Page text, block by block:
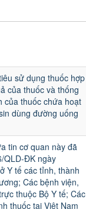
sử dụng thuốc hợp
của thuốc và thống
của thuốc chứa hoạt
dùng đường uống
tin cơ quan này đã
QLD-ĐK ngày
Y tế các tỉnh, thành
Các bệnh viện,
thuộc Bộ Y tế; Các
thuốc tại Việt Nam